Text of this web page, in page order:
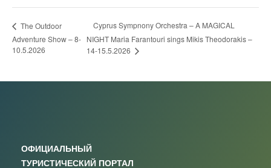
The Outdoor
Adventure Show – 8-
10.5.2026
Cyprus Sympnony Orchestra – A MAGICAL
NIGHT Maria Farantouri sings Mikis Theodorakis –
14-15.5.2026
ОФИЦИАЛЬНЫЙ
ТУРИСТИЧЕСКИЙ ПОРТАЛ